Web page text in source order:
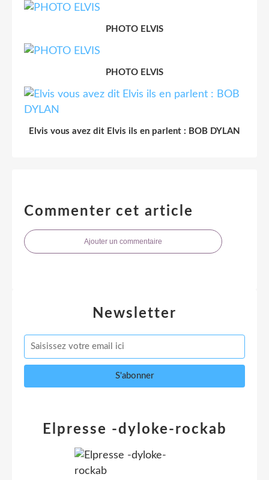
PHOTO ELVIS
PHOTO ELVIS
Elvis vous avez dit Elvis ils en parlent : BOB DYLAN
Commenter cet article
Ajouter un commentaire
Newsletter
Elpresse -dyloke-rockab